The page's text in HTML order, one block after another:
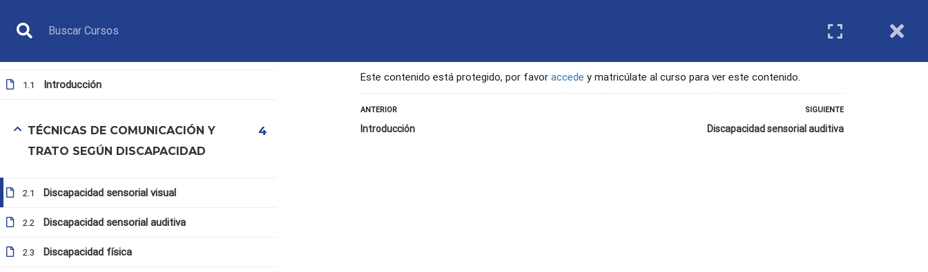
ÁRBITRO
Este contenido está protegido, por favor accede y matricúlate al curso para ver este contenido.
ANTERIOR
Introducción
SIGUIENTE
Discapacidad sensorial auditiva
INTRODUCCIÓN
1.1 Introducción
TÉCNICAS DE COMUNICACIÓN Y
TRATO SEGÚN DISCAPACIDAD
4
2.1 Discapacidad sensorial visual
2.2 Discapacidad sensorial auditiva
2.3 Discapacidad física